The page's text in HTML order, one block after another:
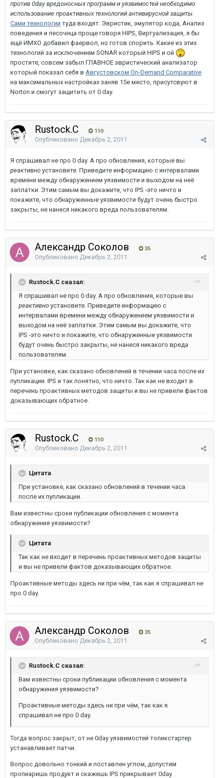
против 0day вредоносных программ и уязвимостей необходимо
использование проактивных технологий антивирусной защиты.
Сами технологии туда входят: Эвристик, эмулятор кода, Анализ
поведения и песочнца проще говоря HIPS, Виртуализация, я бы
ещё ИМХО добавил фаервол, но готов спорить. Какие из этих
технологий за исключением SONAR который HIPS и ой
простите, совсем забыл ГЛАВНОЕ эвристический анализатор
который показал себя в Августовском On-Demand Comparative
на максимальных настройках заняв 15е место, присутсвуют в
Norton и смогут защитить от 0 day.
Rustock.C 110
Опубликовано Декабрь 2, 2011
Я спрашивал не про 0 day. А про обновления, которые вы
реактивно установите. Приведите информацию с интервалами
времени между обнаружением уязвимости и выходом на неё
заплатки. Этим самым вы докажите, что IPS -это ничто и
покажите, что обнаруженные уязвимости будут очень быстро
закрыты, не нанеся никакого вреда пользователям.
Александр Соколов 35
Опубликовано Декабрь 2, 2011
Rustock.C сказал:
Я спрашивал не про 0 day. А про обновления, которые вы
реактивно установите. Приведите информацию с
интервалами времени между обнаружением уязвимости и
выходом на неё заплатки. Этим самым вы докажите, что
IPS -это ничто и покажите, что обнаруженные уязвимости
будут очень быстро закрыты, не нанеся никакого вреда
пользователям.
При установке, как сказано обновлений в течении часа после их
пупликации. IPS и так понятно, что ничто. Так как не входит в
перечень проактивных методов защиты и вы не привели фактов
доказывающих обратное.
Rustock.C 110
Опубликовано Декабрь 2, 2011
Цитата
При установке, как сказано обновлений в течении часа
после их пупликации.
Вам известны сроки публикации обновления с момента
обнаружения уязвимости?
Цитата
Так как не входит в перечень проактивных методов защиты
и вы не привели фактов доказывающих обратное.
Проактивные методы здесь ни при чём, так как я спрашивал не
про 0 day.
Александр Соколов 35
Опубликовано Декабрь 2, 2011
Rustock.C сказал:
Вам известны сроки публикации обновления с момента
обнаружения уязвимости?
Проактивные методы здесь ни при чём, так как я
спрашивал не про 0 day.
Тогда вопрос закрыт, от не 0day уязвимостей топикстартер
устанавливает патчи.
Вопрос довольно тонкий и поставлен углом, допустим
пропиаришь продукт и скажешь IPS прикрывает 0day